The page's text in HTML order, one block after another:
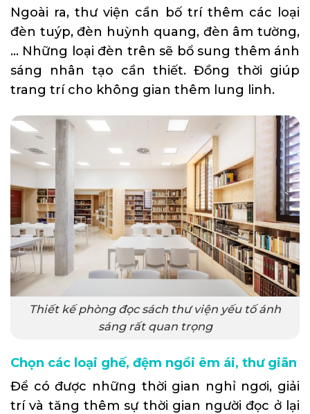
Ngoài ra, thư viện cần bố trí thêm các loại
đèn tuýp, đèn huỳnh quang, đèn âm tường,
… Những loại đèn trên sẽ bổ sung thêm ánh
sáng nhân tạo cần thiết. Đồng thời giúp
trang trí cho không gian thêm lung linh.
Thiết kế phòng đọc sách thư viện yếu tố ánh
sáng rất quan trọng
Chọn các loại ghế, đệm ngồi êm ái, thư giãn
Để có được những thời gian nghỉ ngơi, giải
trí và tăng thêm sự thời gian người đọc ở lại